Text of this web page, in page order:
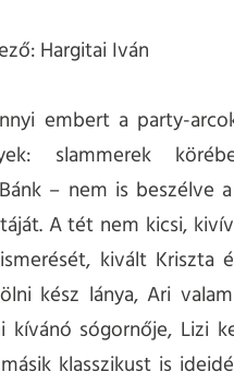
Hargitai Iván
embert a party-
slammerek
– nem is beszélve
A tét nem kicsi,
kivált Kriszta
kész lánya, Ari
sógornője, Lizi